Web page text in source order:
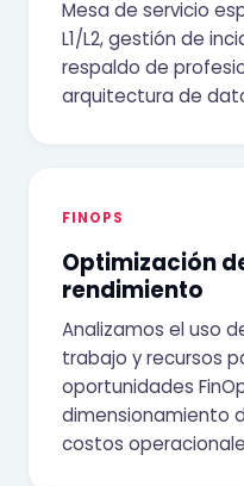
Mesa de servicio
L1/L2, gestión de
respaldo de
arquitectura de
FINOPS
Optimización
rendimiento
Analizamos el uso
trabajo y recursos
oportunidades
dimensionamiento
costos